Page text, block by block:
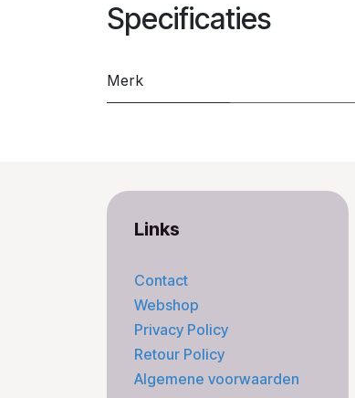
Specificaties
Merk
Links
Contact
Webshop
Privacy Policy
Retour Policy
Algemene voorwaarden